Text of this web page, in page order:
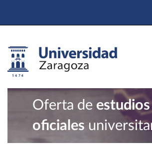
Oferta de estudios
oficiales